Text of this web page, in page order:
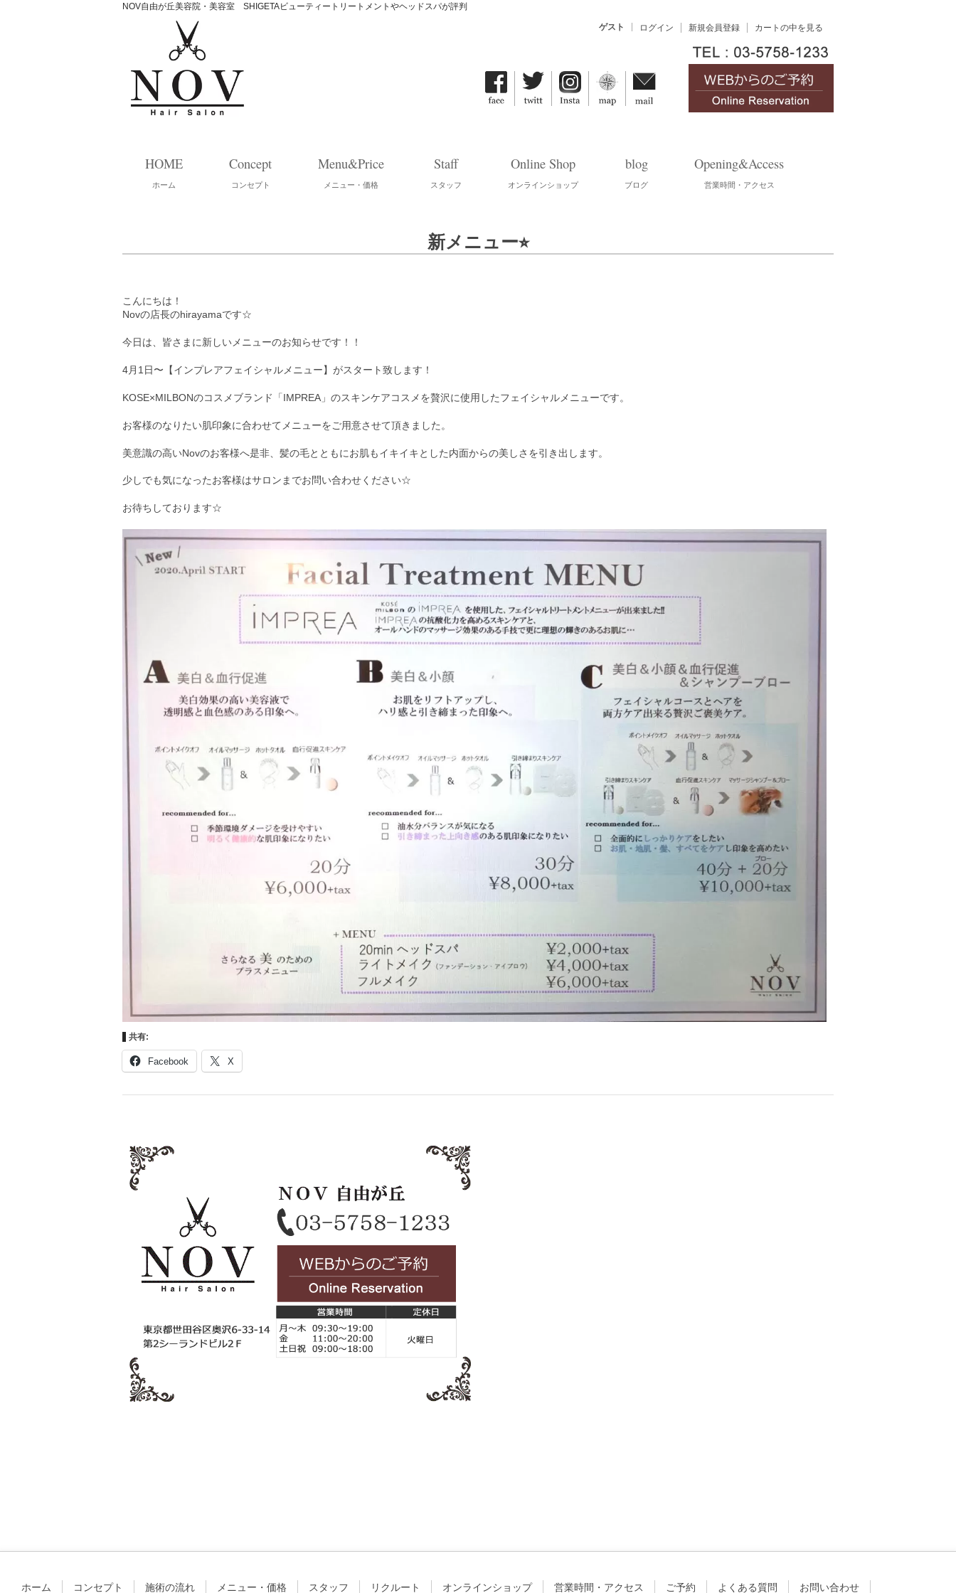
NOV自由が丘美容院・美容室 SHIGETAビューティートリートメントやヘッドスパが評判
ゲスト ログイン 新規会員登録 カートの中を見る
HOME
ホーム
Concept
コンセプト
Menu&Price
メニュー・価格
Staff
スタッフ
Online Shop
オンラインショップ
blog
ブログ
Opening&Access
営業時間・アクセス
新メニュー⭐︎
こんにちは！
Novの店長のhirayamaです☆
今日は、皆さまに新しいメニューのお知らせです！！
4月1日〜【インプレアフェイシャルメニュー】がスタート致します！
KOSE×MILBONのコスメブランド「IMPREA」のスキンケアコスメを贅沢に使用したフェイシャルメニューです。
お客様のなりたい肌印象に合わせてメニューをご用意させて頂きました。
美意識の高いNovのお客様へ是非、髪の毛とともにお肌もイキイキとした内面からの美しさを引き出します。
少しでも気になったお客様はサロンまでお問い合わせください☆
お待ちしております☆
共有:
Facebook X
ホーム コンセプト 施術の流れ メニュー・価格 スタッフ リクルート オンラインショップ 営業時間・アクセス ご予約 よくある質問 お問い合わせ